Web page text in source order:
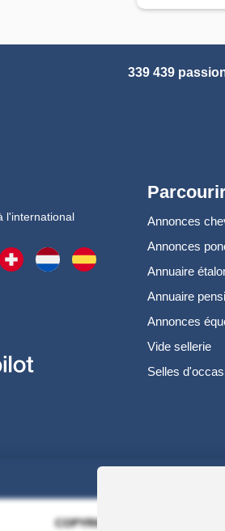
339 439
l'international
Annonces
Annonces
Annuaire
Annuaire
Annonces
Vide sellerie
Selles
COPYRIGHT 2006 - 2025 -